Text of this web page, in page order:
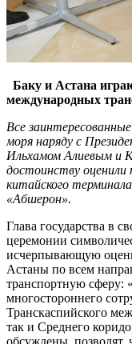
Баку и Астана
международных
Все
моря наряду с
Ильхамом Алиевым и
достоинству оценили
китайского
«Абшерон».
Глава государства в
церемонии
исчерпывающую
Астаны по всем
транспортную сферу:
многостороннего
Транскаспийского
так и Среднего